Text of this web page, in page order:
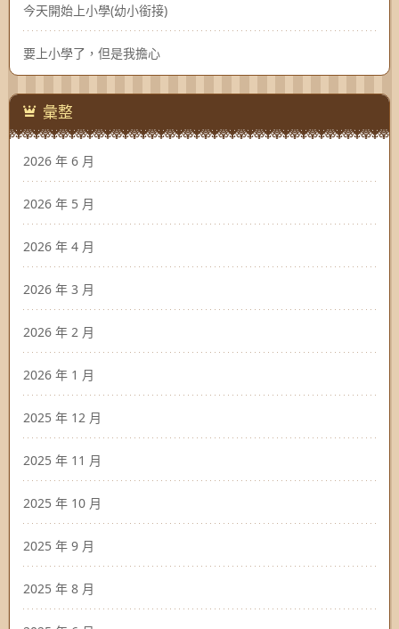
今天開始上小學(幼小銜接)
要上小學了，但是我擔心
彙整
2026 年 6 月
2026 年 5 月
2026 年 4 月
2026 年 3 月
2026 年 2 月
2026 年 1 月
2025 年 12 月
2025 年 11 月
2025 年 10 月
2025 年 9 月
2025 年 8 月